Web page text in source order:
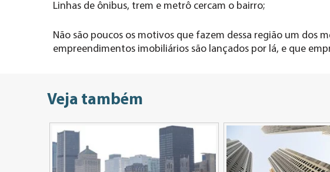
Linhas de ônibus, trem e metrô cercam o bairro;
Não são poucos os motivos que fazem dessa região um dos
empreendimentos imobiliários são lançados por lá, e que
Veja também